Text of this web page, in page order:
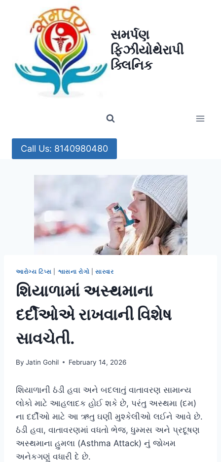
સમર્પણ
ફિઝીયોથેરાપી
ક્લિનિક
Call Us: 8140980480
આરોગ્ય ટિપ્સ શ્વાસના રોગો સારવાર
શિયાળામાં અસ્થમાના
દર્દીઓએ રાખવાની વિશેષ
સાવચેતી.
By Jatin Gohil February 14, 2026
શિયાળાની ઠંડી હવા અને બદલાતું વાતાવરણ સામાન્ય
લોકો માટે આહલાદક હોઈ શકે છે, પરંતુ અસ્થમા (દમ)
ના દર્દીઓ માટે આ ઋતુ ઘણી મુશ્કેલીઓ લઈને આવે છે.
ઠંડી હવા, વાતાવરણમાં વધતો ભેજ, ધુમ્મસ અને પ્રદૂષણ
અસ્થમાના હુમલા (Asthma Attack) નું જોખમ
અનેકગણું વધારી દે છે.